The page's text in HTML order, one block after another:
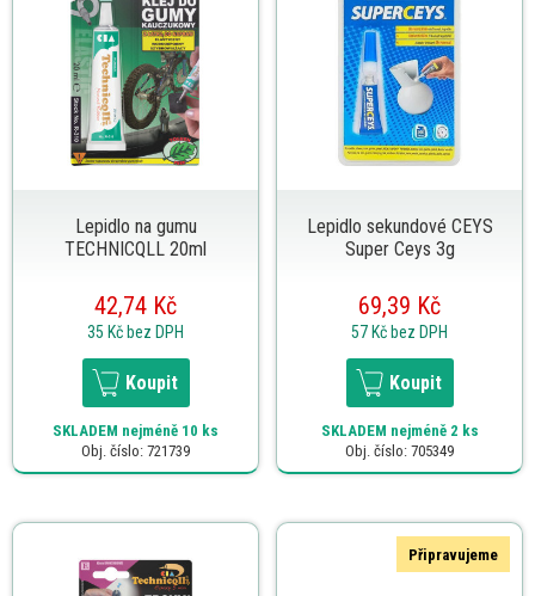
Lepidlo na gumu
TECHNICQLL 20ml
42,74 Kč
35 Kč bez DPH
Koupit
SKLADEM nejméně 10 ks
Obj. číslo: 721739
Lepidlo sekundové CEYS
Super Ceys 3g
69,39 Kč
57 Kč bez DPH
Koupit
SKLADEM nejméně 2 ks
Obj. číslo: 705349
Připravujeme